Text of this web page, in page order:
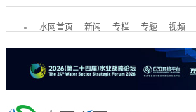
水网首页 新闻 专栏 专题 视频